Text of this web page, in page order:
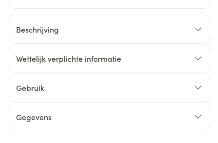
Beschrijving
Wettelijk verplichte informatie
Gebruik
Gegevens